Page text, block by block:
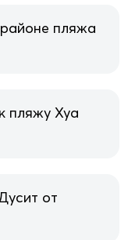
пляжа
пляжу Хуа
от